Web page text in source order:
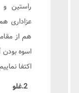
راستین
عزاداری
هم از
اسوه بودن
اکتفا نماییم.
2.غلو